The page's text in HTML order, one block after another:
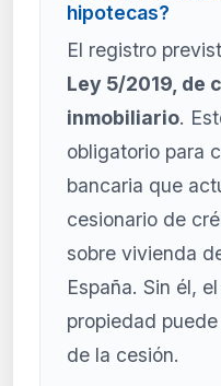
hipotecas?
El registro
Ley 5/2019, de
inmobiliario.
obligatorio para
bancaria que
cesionario de
sobre vivienda
España. Sin él,
propiedad
de la cesión.